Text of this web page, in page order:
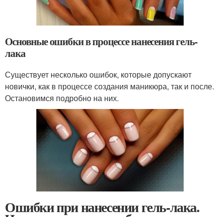
Основные ошибки в процессе нанесения гель-
лака
Существует несколько ошибок, которые допускают
новички, как в процессе создания маникюра, так и после.
Остановимся подробно на них.
Ошибки при нанесении гель-лака.